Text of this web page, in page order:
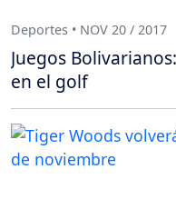
Deportes • NOV 20 / 2017
Juegos
en el golf